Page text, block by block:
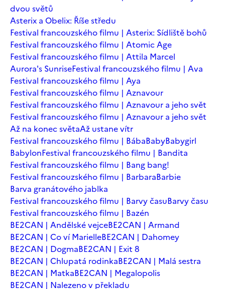
dvou světů
Asterix a Obelix: Říše středu
Festival francouzského filmu | Asterix: Sídliště bohů
Festival francouzského filmu | Atomic Age
Festival francouzského filmu | Attila Marcel
Aurora's SunriseFestival francouzského filmu | Ava
Festival francouzského filmu | Aya
Festival francouzského filmu | Aznavour
Festival francouzského filmu | Aznavour a jeho svět
Festival francouzského filmu | Aznavour a jeho svět
Až na konec světaAž ustane vítr
Festival francouzského filmu | BábaBabyBabygirl
BabylonFestival francouzského filmu | Bandita
Festival francouzského filmu | Bang bang!
Festival francouzského filmu | BarbaraBarbie
Barva granátového jablka
Festival francouzského filmu | Barvy časuBarvy času
Festival francouzského filmu | Bazén
BE2CAN | Andělské vejceBE2CAN | Armand
BE2CAN | Co ví MarielleBE2CAN | Dahomey
BE2CAN | DogmaBE2CAN | Exit 8
BE2CAN | Chlupatá rodinkaBE2CAN | Malá sestra
BE2CAN | MatkaBE2CAN | Megalopolis
BE2CAN | Nalezeno v překladu